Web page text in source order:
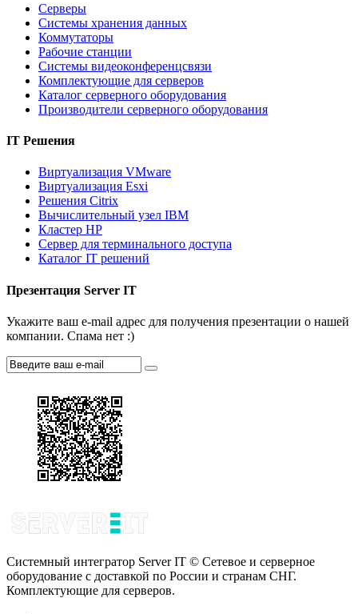
Серверы
Системы хранения данных
Коммутаторы
Рабочие станции
Системы видеоконференцсвязи
Комплектующие для серверов
Каталог серверного оборудования
Производители серверного оборудования
IT Решения
Виртуализация VMware
Виртуализация Esxi
Решения Citrix
Вычислительный узел IBM
Кластер HP
Сервер для терминального доступа
Каталог IT решений
Презентация Server IT
Укажите ваш e-mail адрес для получения презентации о нашей
компании. Спама нет :)
Системный интегратор Server IT © Сетевое и серверное
оборудование с доставкой по России и странам СНГ.
Комплектующие для серверов.